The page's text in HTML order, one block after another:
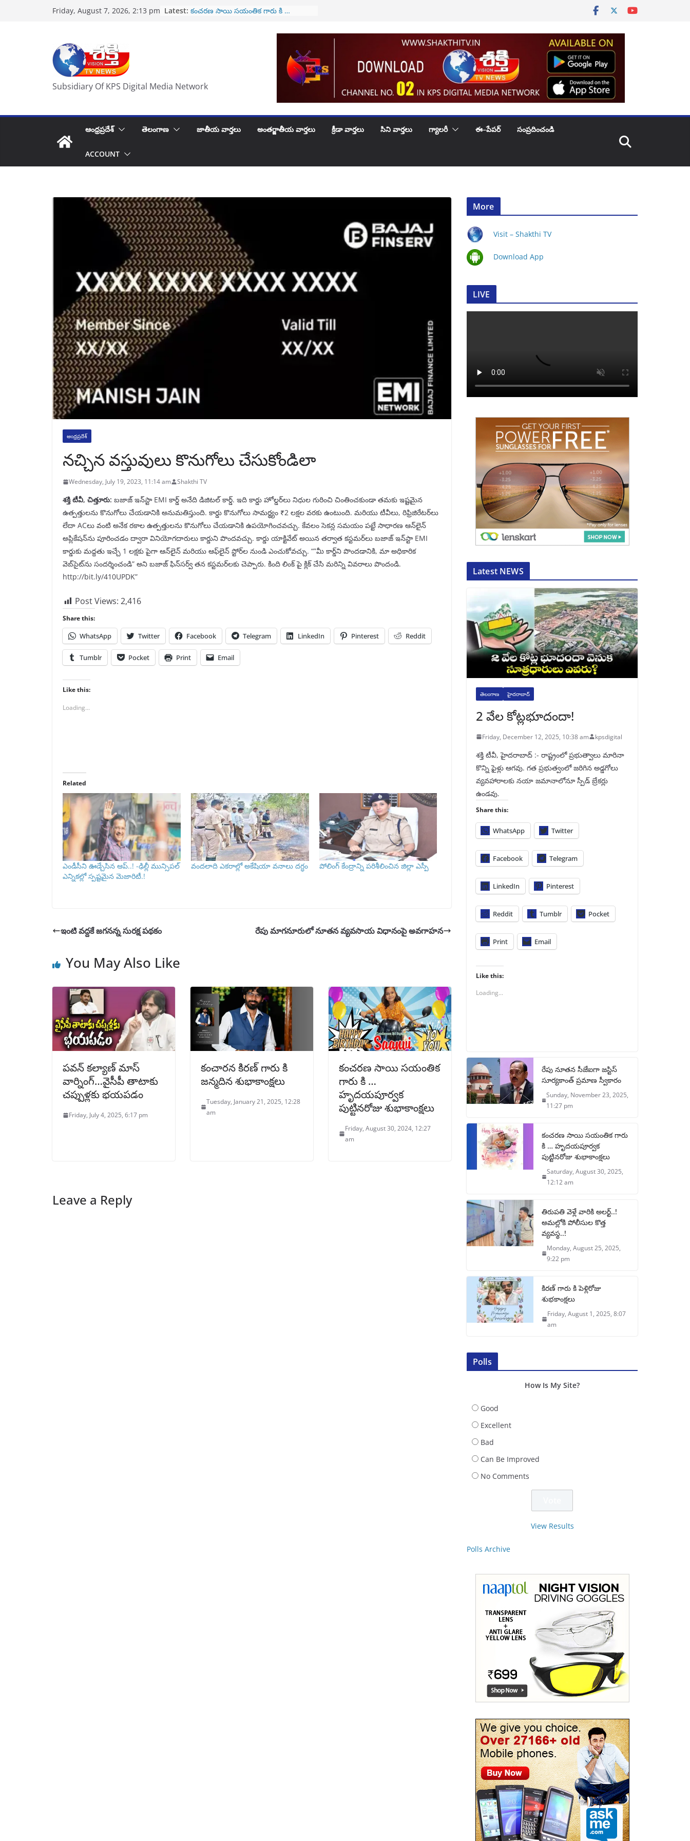
Friday, August 7, 2026, 2:13 pm Latest: రేపు నూతన సీజేఐగా జస్టిస్ సూర్యకాంత్
2 వేల కోట్లభూదందా!
Subsidiary Of KPS Digital Media Network
ఆంధ్రప్రదేశ్ తెలంగాణ జాతీయ వార్తలు అంతర్జాతీయ వార్తలు క్రీడా వార్తలు సిని వార్తలు గ్యాలరీ ఈ–పేపర్ సంప్రదించండి
ACCOUNT
ఆంధ్రప్రదేశ్
నచ్చిన వస్తువులు కొనుగోలు చేసుకోండిలా
Wednesday, July 19, 2023, 11:14 am Shakthi TV
శక్తి టీవీ, చిత్తూరు: బజాజ్ ఇన్‌స్టా EMI కార్డ్ అనేది డిజిటల్ కార్డ్. ఇది కార్డు హోల్డర్‌లు నిధుల గురించి చింతించకుండా తమకు ఇష్టమైన
ఉత్పత్తులను కొనుగోలు చేయడానికి అనుమతిస్తుంది. కార్డు కొనుగోలు సామర్థ్యం ₹2 లక్షల వరకు ఉంటుంది. మరియు టీవీలు, రిఫ్రిజిరేటర్‌లు
లేదా ACలు వంటి అనేక రకాల ఉత్పత్తులను కొనుగోలు చేయడానికి ఉపయోగించవచ్చు. కేవలం సెకన్ల సమయం పట్టే సాధారణ ఆన్‌లైన్
అప్లికేషన్‌ను పూరించడం ద్వారా వినియోగదారులు కార్డుని పొందవచ్చు. కార్డు యాక్టివేట్ అయిన తర్వాత కస్టమర్‌లు బజాజ్ ఇన్‌స్టా EMI
కార్డుకు మద్దతు ఇచ్చే 1 లక్షకు పైగా ఆన్‌లైన్ మరియు ఆఫ్‌లైన్ స్టోర్‌ల నుండి ఎంచుకోవచ్చు. “”మీ కార్డ్‌ని పొందడానికి, మా అధికారిక
వెబ్‌సైట్‌ను సందర్శించండి” అని బజాజ్ ఫిన్‌సర్వ్ తన కస్టమర్‌లకు చెప్పారు. కింది లింక్ పై క్లిక్ చేసి మరిన్ని వివరాలు పొందండి.
http://bit.ly/410UPDK”
Post Views: 2,416
Share this:
WhatsApp Twitter Facebook Telegram LinkedIn Pinterest Reddit
Tumblr Pocket Print Email
Like this:
Loading...
Related
ఎండీసీని ఊడ్చేసిన ఆప్..! -ఢిల్లీ మున్సిపల్‌
ఎన్నికల్లో స్పష్టమైన మెజారిటీ.!
వందలాది ఎకరాల్లో అకేషియా వనాలు దగ్ధం పోలింగ్ కేంద్రాన్ని పరిశీలించిన జిల్లా ఎస్పీ
ఇంటి వద్దకే జగనన్న సురక్ష పథకం రేపు మాగనూరులో నూతన వ్యవసాయ విధానంపై అవగాహన
You May Also Like
పవన్‌ కల్యాణ్ మాస్
వార్నింగ్…వైసీపీ తాటాకు
చప్పుళ్లకు భయపడం
Friday, July 4, 2025, 6:17 pm
కంచారన కిరణ్ గారు కి
జన్మదిన శుభాకాంక్షలు
Tuesday, January 21, 2025, 12:28
am
కంచరణ సాయి సయంతిక
గారు కి …
హృదయపూర్వక
పుట్టినరోజు శుభాకాంక్షలు
Friday, August 30, 2024, 12:27
am
Leave a Reply
More
Visit – Shakthi TV
Download App
LIVE
Latest NEWS
తెలంగాణ హైదరాబాద్
2 వేల కోట్లభూదందా!
Friday, December 12, 2025, 10:38 am kpsdigital
శక్తి టీవీ, హైదరాబాద్‌ :- రాష్ట్రంలో ప్రభుత్వాలు మారినా
కొన్ని ఫైళ్లు ఆగవు. గత ప్రభుత్వంలో జరిగిన అడ్డగోలు
వ్యవహారాలకు నయా జమానాలోనూ స్పీడ్‌ బ్రేకర్లు
ఉండవు.
Share this:
WhatsApp Twitter
Facebook Telegram
LinkedIn Pinterest
Reddit Tumblr Pocket
Print Email
Like this:
Loading...
రేపు నూతన సీజేఐగా జస్టిస్
సూర్యకాంత్ ప్రమాణ స్వీకారం
Sunday, November 23, 2025,
11:27 pm
కంచరణ సాయి సయంతిక గారు
కి … హృదయపూర్వక
పుట్టినరోజు శుభాకాంక్షలు
Saturday, August 30, 2025,
12:12 am
తిరుపతి వెళ్లే వారికి అలర్ట్..!
అమల్లోకి పోలీసుల కొత్త
వ్యవస్థ..!
Monday, August 25, 2025,
9:22 pm
కిరణ్ గారు కి పెళ్లిరోజు
శుభకాంక్షలు
Friday, August 1, 2025, 8:07
am
Polls
How Is My Site?
Good
Excellent
Bad
Can Be Improved
No Comments
View Results
Polls Archive